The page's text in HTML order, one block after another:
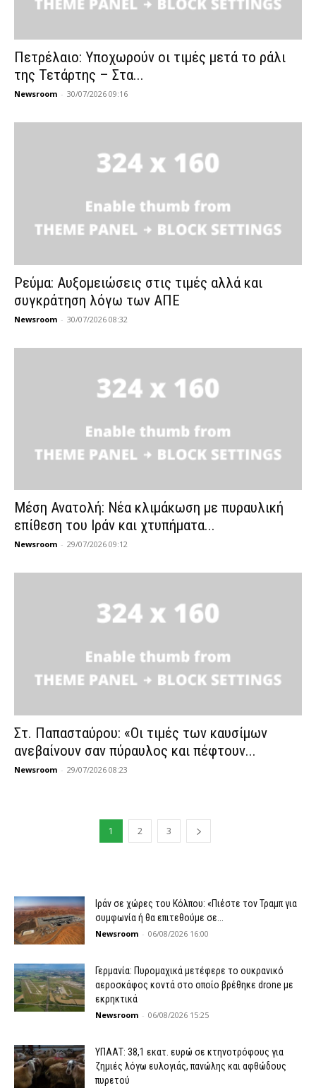
Πετρέλαιο: Υποχωρούν οι τιμές μετά το ράλι
της Τετάρτης – Στα...
Newsroom - 30/07/2026 09:16
Ρεύμα: Αυξομειώσεις στις τιμές αλλά και
συγκράτηση λόγω των ΑΠΕ
Newsroom - 30/07/2026 08:32
Μέση Ανατολή: Νέα κλιμάκωση με πυραυλική
επίθεση του Ιράν και χτυπήματα...
Newsroom - 29/07/2026 09:12
Στ. Παπασταύρου: «Οι τιμές των καυσίμων
ανεβαίνουν σαν πύραυλος και πέφτουν...
Newsroom - 29/07/2026 08:23
1 2 3
Ιράν σε χώρες του Κόλπου: «Πιέστε τον Τραμπ για
συμφωνία ή θα επιτεθούμε σε...
Newsroom - 06/08/2026 16:00
Γερμανία: Πυρομαχικά μετέφερε το ουκρανικό
αεροσκάφος κοντά στο οποίο βρέθηκε drone με
εκρηκτικά
Newsroom - 06/08/2026 15:25
ΥΠΑΑΤ: 38,1 εκατ. ευρώ σε κτηνοτρόφους για
ζημιές λόγω ευλογιάς, πανώλης και αφθώδους
πυρετού